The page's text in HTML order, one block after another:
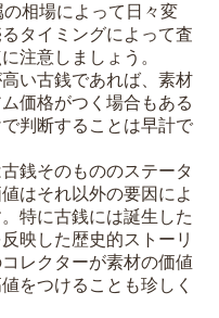
相場によって日々変
タイミングによって査
注意しましょう。
い古銭であれば、素材
価格がつく場合もある
判断することは早計で
銭そのもののステータ
はそれ以外の要因によ
特に古銭には誕生した
映した歴史的ストーリ
レクターが素材の価値
をつけることも珍しく